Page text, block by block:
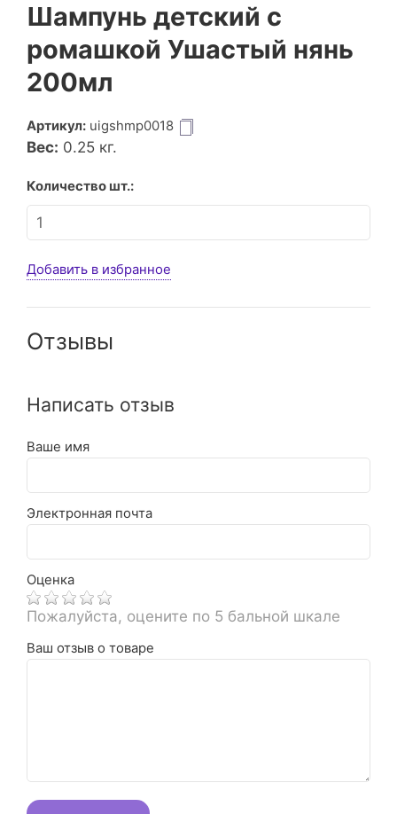
Шампунь детский с
ромашкой Ушастый нянь
200мл
Артикул: uigshmp0018
Вес: 0.25 кг.
Количество шт.:
Добавить в избранное
Отзывы
Написать отзыв
Ваше имя
Электронная почта
Оценка
Пожалуйста, оцените по 5 бальной шкале
Ваш отзыв о товаре